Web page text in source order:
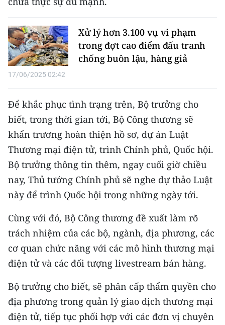
ENGLISH
中文
FRANÇAIS
РУССКИЙ
ESPAÑOL
한국어
Xử lý hơn 3.100 vụ vi phạm
trong đợt cao điểm đấu tranh
chống buôn lậu, hàng giả
17/06/2025 02:42
Để khắc phục tình trạng trên, Bộ trưởng cho
biết, trong thời gian tới, Bộ Công thương sẽ
khẩn trương hoàn thiện hồ sơ, dự án Luật
Thương mại điện tử, trình Chính phủ, Quốc hội.
Bộ trưởng thông tin thêm, ngay cuối giờ chiều
nay, Thủ tướng Chính phủ sẽ nghe dự thảo Luật
này để trình Quốc hội trong những ngày tới.
Cùng với đó, Bộ Công thương đề xuất làm rõ
trách nhiệm của các bộ, ngành, địa phương, các
cơ quan chức năng với các mô hình thương mại
điện tử và các đối tượng livestream bán hàng.
Bộ trưởng cho biết, sẽ phân cấp thẩm quyền cho
địa phương trong quản lý giao dịch thương mại
điện tử, tiếp tục phối hợp với các đơn vị chuyên